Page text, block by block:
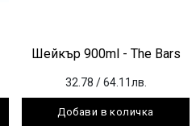
Шейкър 900ml - The Bars
32.78 / 64.11лв.
Добави в количка